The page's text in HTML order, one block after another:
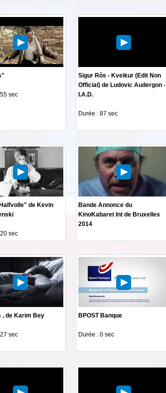
sec
Sigur Ròs - Kveikur (Edit Non
Official) de Ludovic Audergon -
I.A.D.
Durée : 87 sec
de Kevin
sec
Bande Annonce du
KinoKabaret Int de Bruxelles
2014
, de Karim Bey
sec
BPOST Banque
Durée : 0 sec